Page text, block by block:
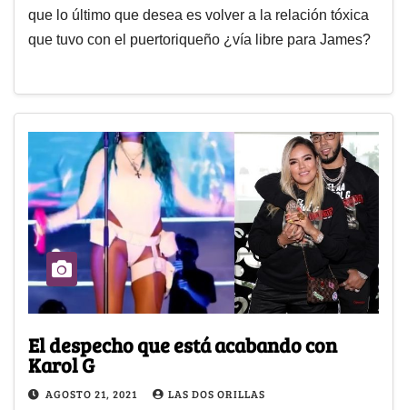
que lo último que desea es volver a la relación tóxica
que tuvo con el puertoriqueño ¿vía libre para James?
El despecho que está acabando con
Karol G
AGOSTO 21, 2021 LAS DOS ORILLAS